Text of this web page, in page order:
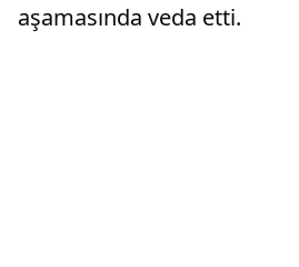
aşamasında veda etti.